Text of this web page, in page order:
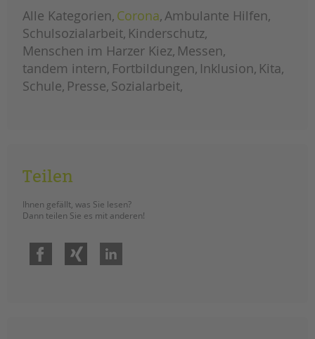
soziale
kürzungen
im
haushalt
Alle Kategorien Corona Ambulante Hilfen
Schulsozialarbeit Kinderschutz
Menschen im Harzer Kiez Messen
tandem intern Fortbildungen Inklusion Kita
Schule Presse Sozialarbeit
Teilen
Ihnen gefällt, was Sie lesen?
Dann teilen Sie es mit anderen!
Facebook